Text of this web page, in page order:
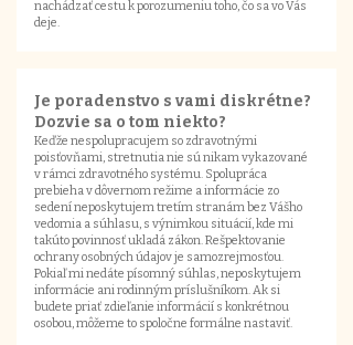
nachádzať cestu k porozumeniu toho, čo sa vo Vás
deje.
Je poradenstvo s vami diskrétne?
Dozvie sa o tom niekto?​
Keďže nespolupracujem so zdravotnými
poisťovňami, stretnutia nie sú nikam vykazované
v rámci zdravotného systému. Spolupráca
prebieha v dôvernom režime a informácie zo
sedení neposkytujem tretím stranám bez Vášho
vedomia a súhlasu, s výnimkou situácií, kde mi
takúto povinnosť ukladá zákon. Rešpektovanie
ochrany osobných údajov je samozrejmosťou.
Pokiaľ mi nedáte písomný súhlas, neposkytujem
informácie ani rodinným príslušníkom. Ak si
budete priať zdieľanie informácií s konkrétnou
osobou, môžeme to spoločne formálne nastaviť.